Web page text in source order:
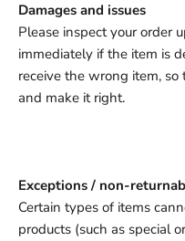
Damages and issues
Please inspect your order
immediately if the item is
receive the wrong item,
and make it right.
Exceptions / non-
Certain types of items
products (such as special